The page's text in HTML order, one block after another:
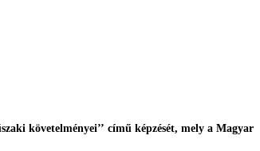
követelményei’’ című képzését, mely a Magyar